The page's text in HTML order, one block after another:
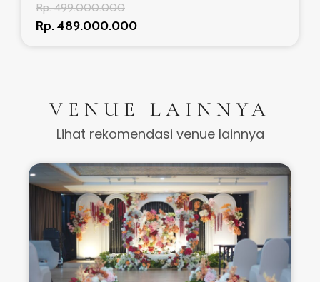
Rp. 499.000.000
Rp. 489.000.000
VENUE LAINNYA
Lihat rekomendasi venue lainnya